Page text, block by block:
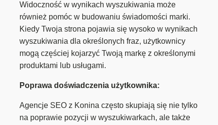
Widoczność w wynikach wyszukiwania może
również pomóc w budowaniu świadomości marki.
Kiedy Twoja strona pojawia się wysoko w wynikach
wyszukiwania dla określonych fraz, użytkownicy
mogą częściej kojarzyć Twoją markę z określonymi
produktami lub usługami.
Poprawa doświadczenia użytkownika:
Agencje SEO z Konina często skupiają się nie tylko
na poprawie pozycji w wyszukiwarkach, ale także